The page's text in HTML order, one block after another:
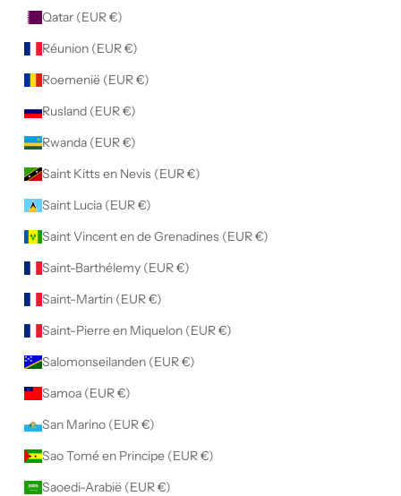
Qatar (EUR €)
Réunion (EUR €)
Roemenië (EUR €)
Rusland (EUR €)
Rwanda (EUR €)
Saint Kitts en Nevis (EUR €)
Saint Lucia (EUR €)
Saint Vincent en de Grenadines (EUR €)
Saint-Barthélemy (EUR €)
Saint-Martin (EUR €)
Saint-Pierre en Miquelon (EUR €)
Salomonseilanden (EUR €)
Samoa (EUR €)
San Marino (EUR €)
Sao Tomé en Principe (EUR €)
Saoedi-Arabië (EUR €)